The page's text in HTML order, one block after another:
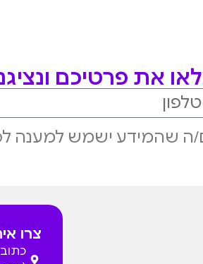
את פרטיכם
ה שהמידע ישמש למענה
צרו